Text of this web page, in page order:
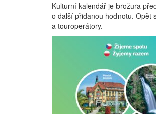
Kulturní kalendář je brožura
o další přidanou hodnotu. Opět
a touroperátory.